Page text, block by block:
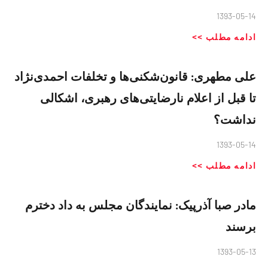
1393-05-14
ادامه مطلب >>
علی مطهری: قانون‌شکنی‌ها و تخلفات احمدی‌نژاد
تا قبل از اعلام نارضایتی‌های رهبری، اشکالی
نداشت؟
1393-05-14
ادامه مطلب >>
مادر صبا آذرپیک: نمایندگان مجلس به داد دخترم
برسند
1393-05-13